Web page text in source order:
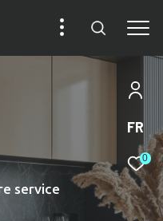
FR
0
service